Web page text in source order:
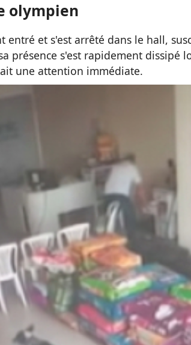
olympien
entré et s'est arrêté dans le hall,
présence s'est rapidement dissipé
une attention immédiate.